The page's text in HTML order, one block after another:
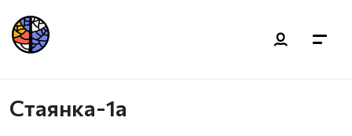
Стаянка-1а